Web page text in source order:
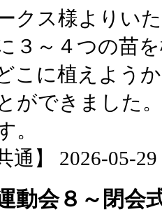
クス様よりい
３～４つの苗
こに植えよう
ができました
。
通】 2026-05-
動会８～閉会